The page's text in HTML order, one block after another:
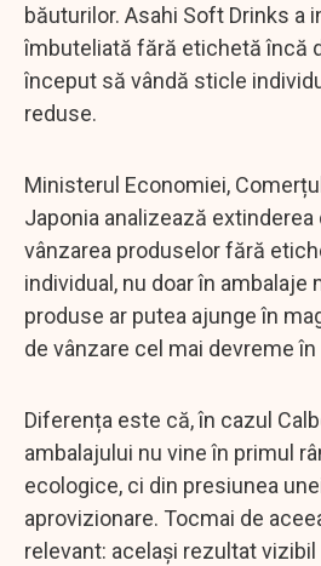
băuturilor. Asahi Soft Drinks a
îmbuteliată fără etichetă încă
început să vândă sticle
reduse.
Ministerul Economiei,
Japonia analizează
vânzarea produselor fără
individual, nu doar în ambalaje
produse ar putea ajunge în
de vânzare cel mai devreme în
Diferența este că, în cazul
ambalajului nu vine în primul
ecologice, ci din presiunea
aprovizionare. Tocmai de
relevant: același rezultat